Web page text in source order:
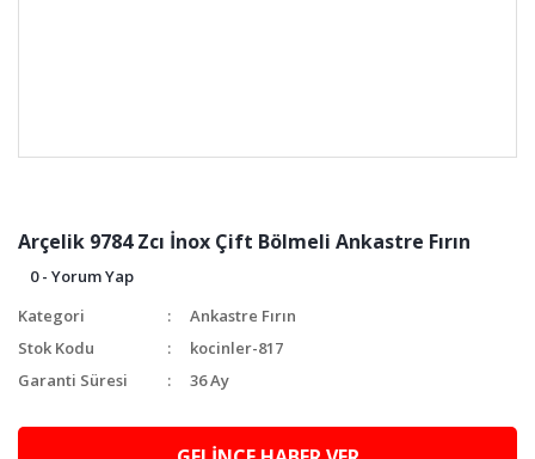
Arçelik 9784 Zcı İnox Çift Bölmeli Ankastre Fırın
0 - Yorum Yap
Kategori
Ankastre Fırın
Stok Kodu
kocinler-817
Garanti Süresi
36 Ay